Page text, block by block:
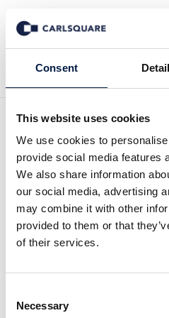
Consent
This website uses cookies
We use cookies to
provide social media features
We also share information
our social media, advertising
may combine it with other
provided to them or that
of their services.
Selection
Necessary
Tillbaka till Nyheter
Serneke kv3
Analysmaterial 27
Serneke omsättning var
för tredje kvartalet